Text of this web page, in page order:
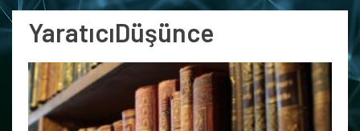
YaratıcıDüşünce